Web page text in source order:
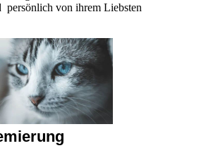
persönlich von ihrem Liebsten